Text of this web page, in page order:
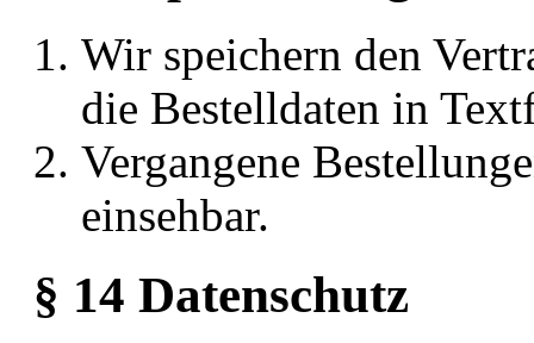
Wir speichern den
die Bestelldaten in
Vergangene
einsehbar.
§ 14 Datenschutz